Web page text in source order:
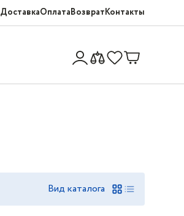
ДоставкаОплатаВозвратКонтакты
Вид каталога